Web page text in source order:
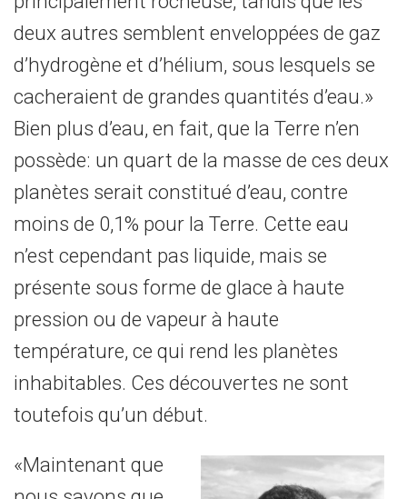
deux autres semblent enveloppées de gaz
d’hydrogène et d’hélium, sous lesquels se
cacheraient de grandes quantités d’eau.»
Bien plus d’eau, en fait, que la Terre n’en
possède: un quart de la masse de ces deux
planètes serait constitué d’eau, contre
moins de 0,1% pour la Terre. Cette eau
n’est cependant pas liquide, mais se
présente sous forme de glace à haute
pression ou de vapeur à haute
température, ce qui rend les planètes
inhabitables. Ces découvertes ne sont
toutefois qu’un début.
«Maintenant que